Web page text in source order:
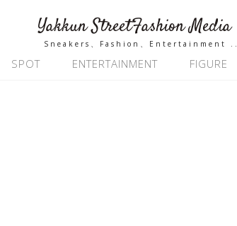
Yakkun StreetFashion Media
Sneakers、Fashion、Entertainment ..
SPOT ENTERTAINMENT FIGURE